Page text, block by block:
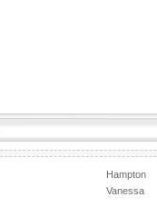
Hampton
Vanessa